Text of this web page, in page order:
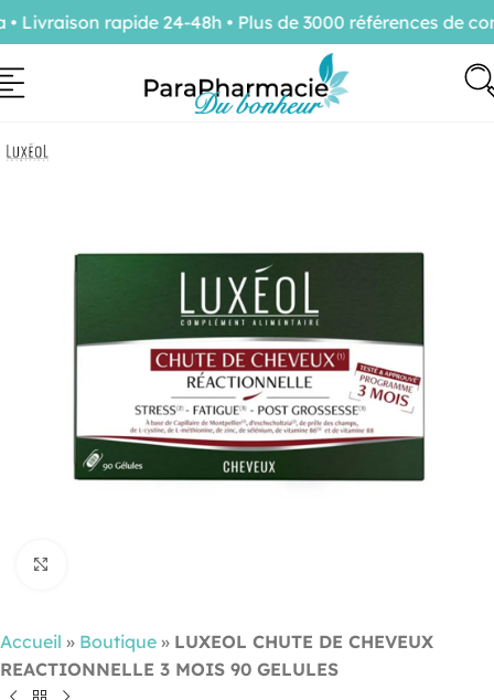
Accueil » Boutique » LUXEOL CHUTE DE CHEVEUX
REACTIONNELLE 3 MOIS 90 GELULES
rapide 24-48h • Plus de 3000 références de